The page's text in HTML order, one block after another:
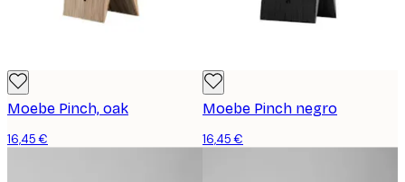
Moebe Pinch, oak
16,45 €
Moebe Pinch negro
16,45 €